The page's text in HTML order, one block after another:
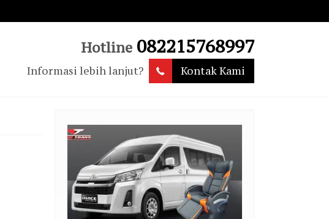
Hotline 082215768997
Informasi lebih lanjut? Kontak Kami